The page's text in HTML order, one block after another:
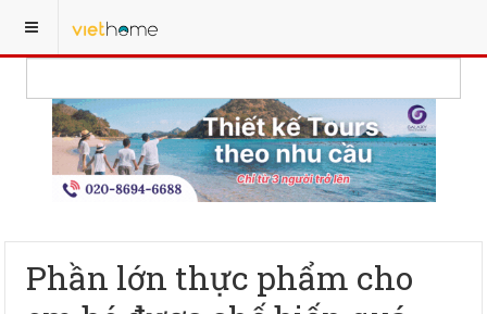
Phần lớn thực phẩm cho